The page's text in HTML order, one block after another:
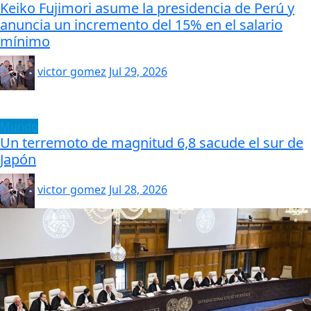
Keiko Fujimori asume la presidencia de Perú y
anuncia un incremento del 15% en el salario
mínimo
victor gomez Jul 29, 2026
Un terremoto de magnitud 6,8 sacude el sur de
Japón
victor gomez Jul 28, 2026